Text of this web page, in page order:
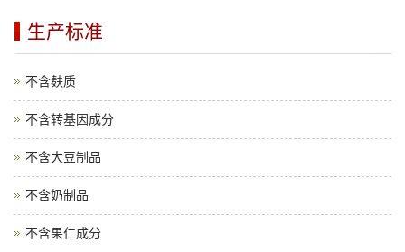
生产标准
不含麸质
不含转基因成分
不含大豆制品
不含奶制品
不含果仁成分